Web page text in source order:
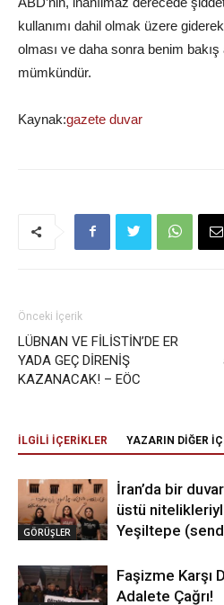
kullanımı dahil olmak üzere
olması ve daha sonra benim
mümkündür.
Kaynak:gazete duvar
Önceki İçerik
LÜBNAN VE FİLİSTİN’DE ER
YADA GEÇ DİRENİŞ
KAZANACAK! – EÖC
İLGİLİ İÇERİKLER YAZARIN DİĞER
GÖRÜŞLER
İran’da bir
üstü
Yeşiltepe
Faşizme Karşı
Adalete Çağrı!